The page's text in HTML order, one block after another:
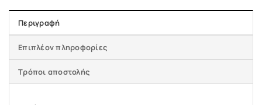
Περιγραφή
Επιπλέον πληροφορίες
Τρόποι αποστολής